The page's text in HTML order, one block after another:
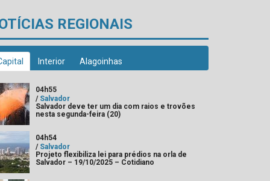
REGIONAIS
Interior Alagoinhas
04h55
/ Salvador
Salvador deve ter um dia com raios e trovões
nesta segunda-feira (20)
04h54
/ Salvador
Projeto flexibiliza lei para prédios na orla de
Salvador – 19/10/2025 – Cotidiano